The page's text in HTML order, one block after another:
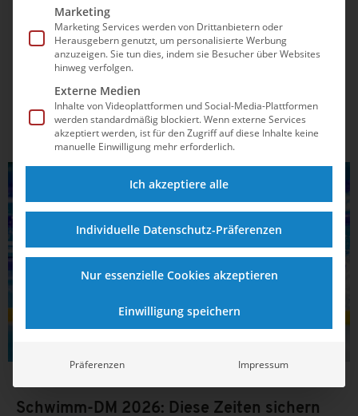
LA2028: Das sind die Quali-Zeiten fürs
Olympiaticket
Auf insgesamt sieben Strecken ist deutscher Rekord
gefordert für die Nominierung. Das IOC bestätigt zudem
den neuen Modus mit Vergabe von sechs 50m-Tickets beim
Weltcup 2027. Eine wichtige Neuerung gibt es aber auch
beim Freiwasserschwimmen.
Schwimm-DM 2026: Diese Zeiten sichern
Marketing
Marketing Services werden von Drittanbietern oder
Herausgebern genutzt, um personalisierte Werbung
anzuzeigen. Sie tun dies, indem sie Besucher über Websites
hinweg verfolgen.
Externe Medien
Inhalte von Videoplattformen und Social-Media-Plattformen
werden standardmäßig blockiert. Wenn externe Services
akzeptiert werden, ist für den Zugriff auf diese Inhalte keine
manuelle Einwilligung mehr erforderlich.
Ich akzeptiere alle
Individuelle Datenschutz-Präferenzen
Nur essenzielle Cookies akzeptieren
Einwilligung speichern
Präferenzen Impressum